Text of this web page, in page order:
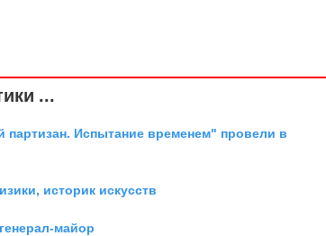
...
партизан. Испытание временем" провели в
историк искусств
майор